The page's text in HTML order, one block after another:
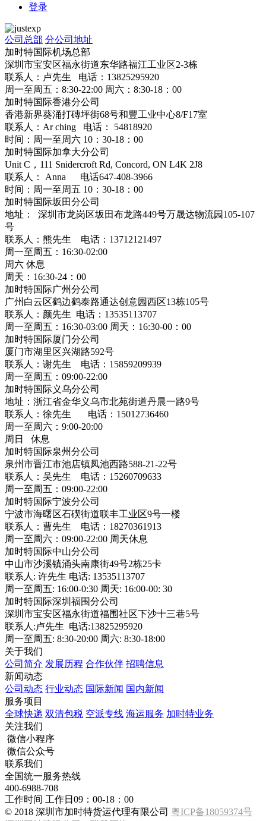
登录
公司总部 分公司地址
加时特国际机场总部
深圳市宝安区福永街道东华路福江工业区2-3栋
联系人：卢先生 电话：13825295920
周一至周五：8:30-22:00 周六：8:30-18：00
加时特国际香港分公司
香港新界葵涌打磚坪街68号和豐工业中心8/F17室
联系人：Ar ching 电话： 54818920
时间：周一至周六 10：30-18：00
加时特国际加拿大分公司
Unit C，111 Snidercroft Rd, Concord, ON L4K 2J8
联系人： Anna 电话647-408-3966
时间：周一至周五 10：30-18：00
加时特国际坂田分公司
地址： 深圳市龙岗区坂田布龙路449号万晟达物流园105-107
号
联系人：熊先生 电话：13712121497
周一至周五：16:30-02:00
周六 休息
周天：16:30-24：00
加时特国际广州分公司
广州白云区鹤边鹤泰路通达创意园西区13栋105号
联系人：颜先生 电话：13535113707
周一至周五：16:30-03:00 周天：16:30-00：00
加时特国际厦门分公司
厦门市湖里区兴湖路592号
联系人：谢先生 电话：15859209939
周一至周五：09:00-22:00
加时特国际义乌分公司
地址：浙江省金华义乌市北苑街道丹晨一路9号
联系人：徐先生 电话：15012736460
周一至周六：9:00-20:00
周日 休息
加时特国际泉州分公司
泉州市晋江市池店镇凤池西路588-21-22号
联系人：吴先生 电话：15260709633
周一至周五：09:00-22:00
加时特国际宁波分公司
宁波市海曙区石碶街道联丰工业区9号一楼
联系人：曹先生 电话：18270361913
周一至周六：09:00-22:00 周天休息
加时特国际中山分公司
中山市沙溪镇涌头南康街49号2栋25卡
联系人: 许先生 电话: 13535113707
周一至周五: 16:00-0:30 周天: 16:00-00: 30
加时特国际深圳福围分公司
深圳市宝安区福永街道福围社区下沙十三巷5号
联系人:卢先生 电话:13825295920
周一至周五: 8:30-20:00 周六: 8:30-18:00
关于我们
公司简介 发展历程 合作伙伴 招聘信息
新闻动态
公司动态 行业动态 国际新闻 国内新闻
服务项目
全球快递 双清包税 空派专线 海运服务 加时特业务
关注我们
微信小程序
微信公众号
联系我们
全国统一服务热线
400-6988-708
工作时间 工作日09：00-18：00
© 2018 深圳市加时特货运代理有限公司 粤ICP备18059374号